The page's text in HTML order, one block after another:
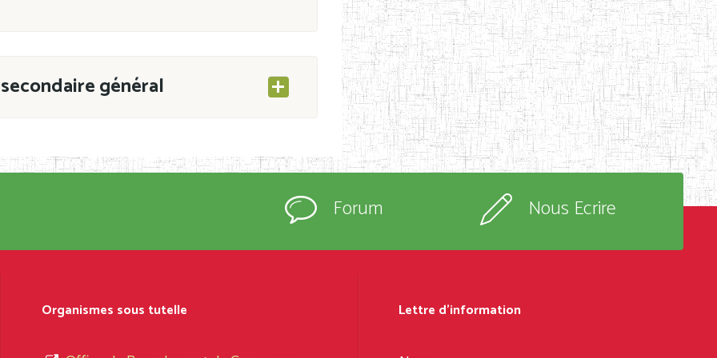
général
CAB du 21 mars 2011 portant ouverture
immatriculés et inscrits au
Forum Nous Ecrire
Organismes sous tutelle Lettre d'information